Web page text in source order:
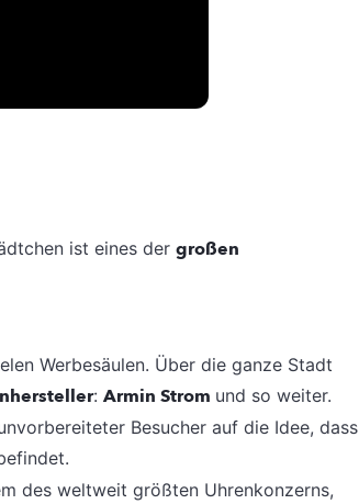
ist eines der großen
Werbesäulen. Über die ganze Stadt
: Armin Strom und so weiter.
Besucher auf die Idee, dass
des weltweit größten Uhrenkonzerns,